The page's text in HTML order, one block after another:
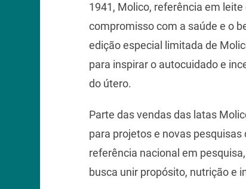
1941, Molico, referência em
compromisso com a saúde e o
edição especial limitada de
para inspirar o autocuidado e
do útero.
Parte das vendas das latas
para projetos e novas
referência nacional em
busca unir propósito, nutrição e